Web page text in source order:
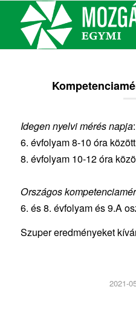
Idegen nyelvi mérés napja:
6. évfolyam 8-10 óra között
8. évfolyam 10-12 óra
Országos
6. és 8. évfolyam és 9.A
Szuper eredményeket
2021-
/